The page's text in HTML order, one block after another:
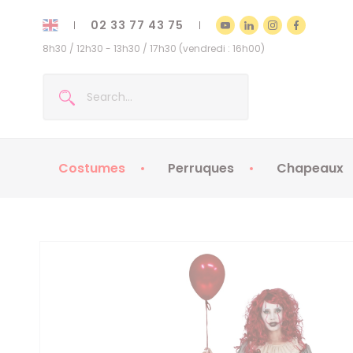
02 33 77 43 75
8h30 / 12h30 - 13h30 / 17h30 (vendredi : 16h00)
Costumes Perruques Chapeaux